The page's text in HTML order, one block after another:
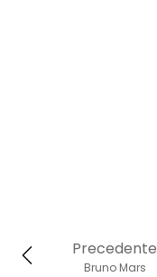
Precedente
Bruno Mars